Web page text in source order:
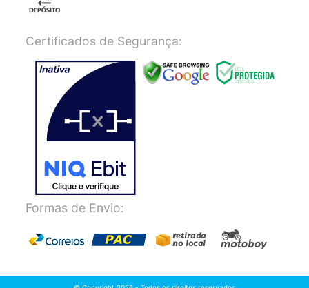
Certificados de Segurança:
Formas de Envio: